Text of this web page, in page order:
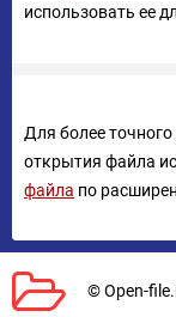
использовать ее
Для более
открытия файла
файла по
© Open-